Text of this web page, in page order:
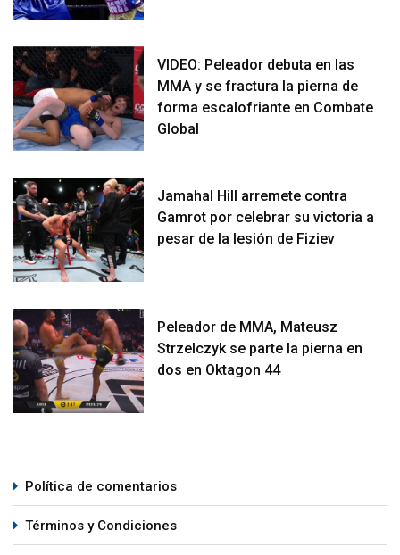
VIDEO: Peleador debuta en las
MMA y se fractura la pierna de
forma escalofriante en Combate
Global
Jamahal Hill arremete contra
Gamrot por celebrar su victoria a
pesar de la lesión de Fiziev
Peleador de MMA, Mateusz
Strzelczyk se parte la pierna en
dos en Oktagon 44
Política de comentarios
Términos y Condiciones